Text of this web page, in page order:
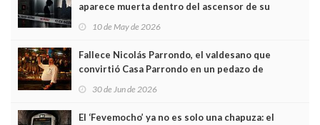
aparece muerta dentro del ascensor de su
edificio y las cámaras captan sus últimos minutos
10 de May de 2026
Fallece Nicolás Parrondo, el valdesano que
convirtió Casa Parrondo en un pedazo de
Asturias en Madrid
30 de Jun de 2026
El ‘Fevemocho’ ya no es solo una chapuza: el